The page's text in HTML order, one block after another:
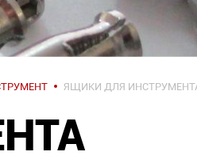
ЯЩИКИ ДЛЯ